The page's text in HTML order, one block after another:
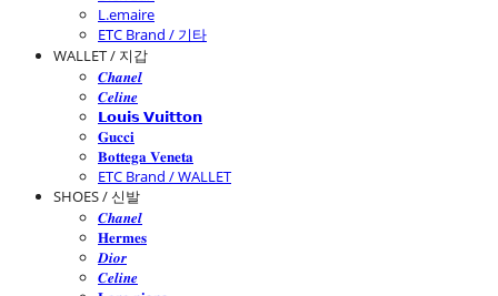
L.emaire
ETC Brand / 기타
WALLET / 지갑
𝑪𝒉𝒂𝒏𝒆𝒍
𝑪𝒆𝒍𝒊𝒏𝒆
𝗟𝗼𝘂𝗶𝘀 𝗩𝘂𝗶𝘁𝘁𝗼𝗻
𝐆𝐮𝐜𝐜𝐢
𝐁𝐨𝐭𝐭𝐞𝐠𝐚 𝐕𝐞𝐧𝐞𝐭𝐚
ETC Brand / WALLET
SHOES / 신발
𝑪𝒉𝒂𝒏𝒆𝒍
𝐇𝐞𝐫𝐦𝐞𝐬
𝑫𝒊𝒐𝒓
𝑪𝒆𝒍𝒊𝒏𝒆